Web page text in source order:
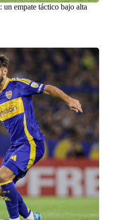
empate táctico bajo alta